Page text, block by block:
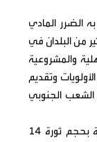
الضرر المادي
من البلدان في
والمشروعية
وتقديم
الشعب الجنوبي
ونصيحتي لمحترفي الكتابة من الزملاء قادة المجلس الانتقالي الجنوبي أن يتواضعوا قليلا وهم يقيمون ثورة بحجم ثورة ١٤